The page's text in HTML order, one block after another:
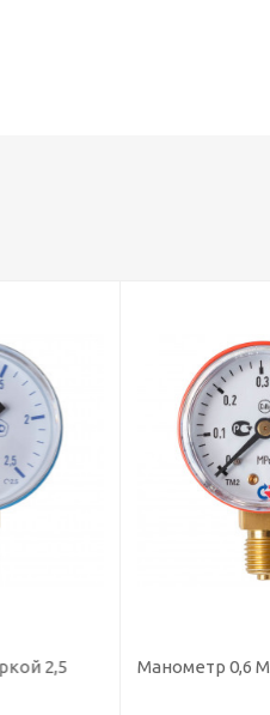
2,5
Манометр 0,6 МПа,